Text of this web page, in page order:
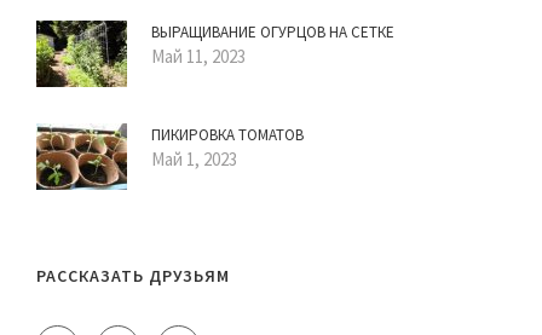
ВЫРАЩИВАНИЕ ОГУРЦОВ НА СЕТКЕ
Май 11, 2023
ПИКИРОВКА ТОМАТОВ
Май 1, 2023
РАССКАЗАТЬ ДРУЗЬЯМ